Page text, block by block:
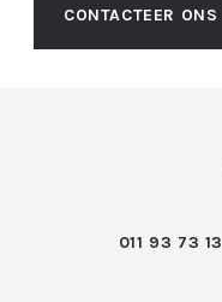
CONTACTEER ONS
011 93 73 13